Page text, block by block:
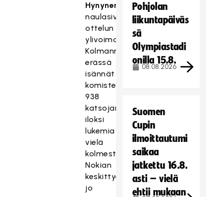
Hynynen
naulasivat
ottelun
ylivoimaosumillaan.
Kolmannessa
erässä
isännät
komistelivat
938
katsojan
iloksi
lukemia
vielä
kolmesti
Nokian
keskittyessä
jo
Pohjolan
liikuntapäiväs
sä
Olympiastadi
onilla 15.8.
08.08.2026
Suomen
Cupin
ilmoittautumi
saikaa
jatkettu 16.8.
asti – vielä
ehtii mukaan